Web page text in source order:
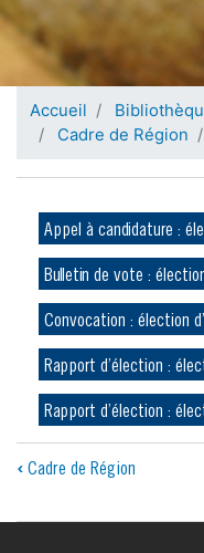
Accueil
Cadre de Région
Appel à candidature :
Bulletin de vote :
Convocation : élection
Rapport d’élection :
Rapport d’élection :
Liens
‹Cadre de Région